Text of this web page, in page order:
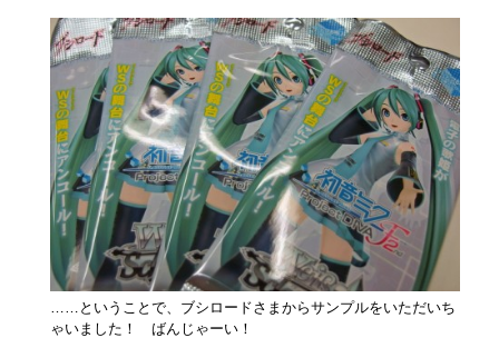
……ということで、ブシロードさまからサンプルをいただいち
ゃいました！ ばんじゃーい！